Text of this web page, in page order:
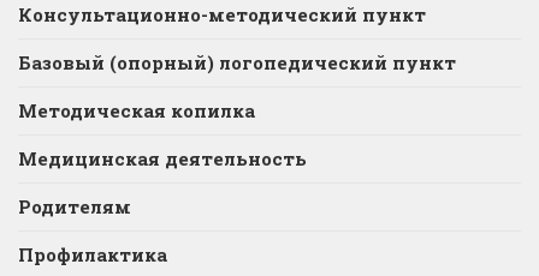
Консультационно-методический пункт
Базовый (опорный) логопедический пункт
Методическая копилка
Медицинская деятельность
Родителям
Профилактика